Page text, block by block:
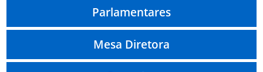
Parlamentares
Mesa Diretora